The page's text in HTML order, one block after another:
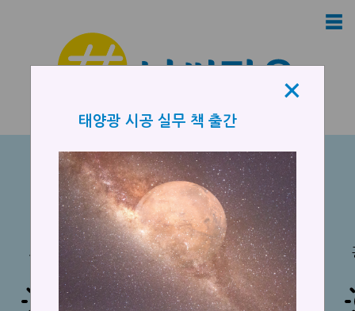
×
☰
오늘의 전국 날씨
(8/6/2026 낮 12시)
서울 강릉 대전 부산
×
태양광 시공 실무 책 출간